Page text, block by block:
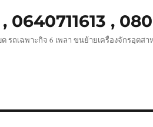
0640711613 ,
รถเฉพาะกิจ 6 เพลา ขนย้ายเครื่องจักรอุต